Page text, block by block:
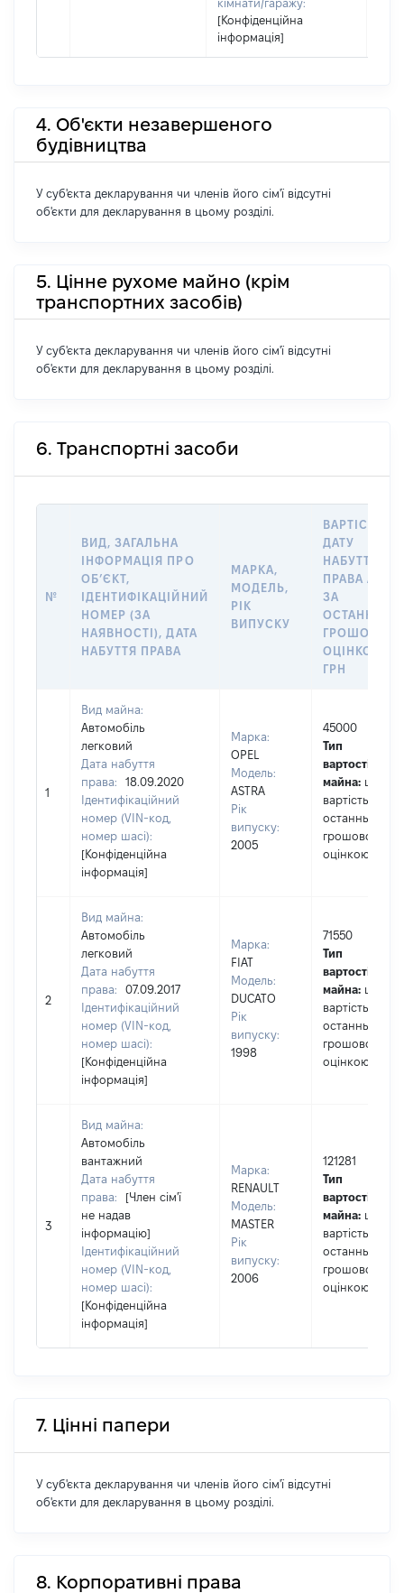
кімнати/гаражу:
[Конфіденційна
інформація]
4. Об'єкти незавершеного
будівництва
У суб'єкта декларування чи членів його сім'ї відсутні
об'єкти для декларування в цьому розділі.
5. Цінне рухоме майно (крім
транспортних засобів)
У суб'єкта декларування чи членів його сім'ї відсутні
об'єкти для декларування в цьому розділі.
6. Транспортні засоби
№
ВИД, ЗАГАЛЬНА
ІНФОРМАЦІЯ ПРО
ОБʼЄКТ,
ІДЕНТИФІКАЦІЙНИЙ
НОМЕР (ЗА
НАЯВНОСТІ), ДАТА
НАБУТТЯ ПРАВА
МАРКА,
МОДЕЛЬ,
РІК
ВИПУСКУ
ВАРТІСТЬ НА
ДАТУ
НАБУТТЯ
ПРАВА АБО
ЗА
ГРОШОВОЮ
ОЦІНКОЮ,
ГРН
1
Вид майна:
Автомобіль
легковий
Дата набуття
права:
18.09.2020
Ідентифікаційний
номер (VIN-код,
номер шасі):
[Конфіденційна
інформація]
Марка:
OPEL
Модель:
ASTRA
Рік
випуску:
2005
45000
Тип
вартості
майна: це
вартість за
останньою
грошовою
оцінкою
2
Вид майна:
Автомобіль
легковий
Дата набуття
права:
07.09.2017
Ідентифікаційний
номер (VIN-код,
номер шасі):
[Конфіденційна
інформація]
Марка:
FIAT
Модель:
DUCATO
Рік
випуску:
1998
71550
Тип
вартості
майна: це
вартість за
останньою
грошовою
оцінкою
3
Вид майна:
Автомобіль
вантажний
Дата набуття
права:
[Член сім'ї
не надав
інформацію]
Ідентифікаційний
номер (VIN-код,
номер шасі):
[Конфіденційна
інформація]
Марка:
RENAULT
Модель:
MASTER
Рік
випуску:
2006
121281
Тип
вартості
майна: це
вартість за
останньою
грошовою
оцінкою
7. Цінні папери
У суб'єкта декларування чи членів його сім'ї відсутні
об'єкти для декларування в цьому розділі.
8. Корпоративні права